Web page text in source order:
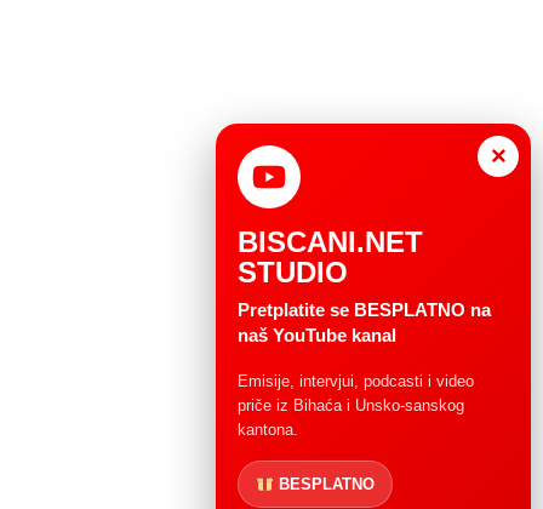
×
BISCANI.NET
STUDIO
Pretplatite se BESPLATNO na
naš YouTube kanal
Emisije, intervjui, podcasti i video
priče iz Bihaća i Unsko-sanskog
kantona.
BESPLATNO